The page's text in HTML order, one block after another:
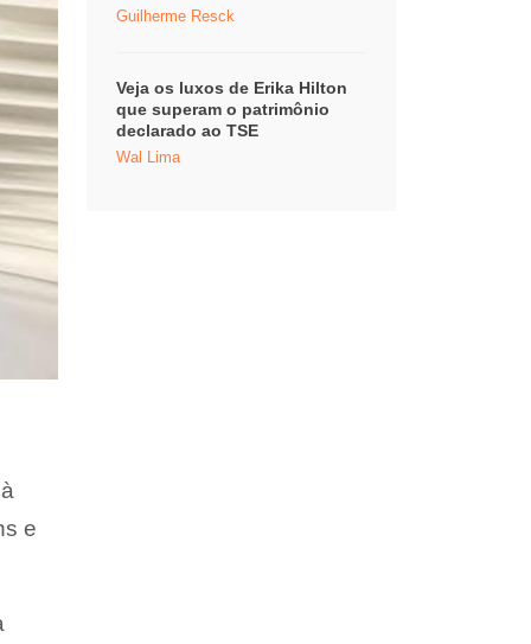
e
Guilherme Resck
Veja os luxos de Erika Hilton
que superam o patrimônio
declarado ao TSE
Wal Lima